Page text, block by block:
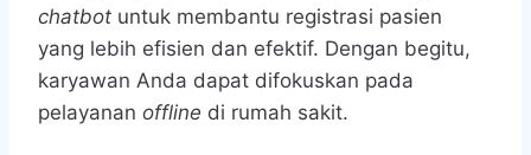
chatbot untuk membantu registrasi pasien
yang lebih efisien dan efektif. Dengan begitu,
karyawan Anda dapat difokuskan pada
pelayanan offline di rumah sakit.